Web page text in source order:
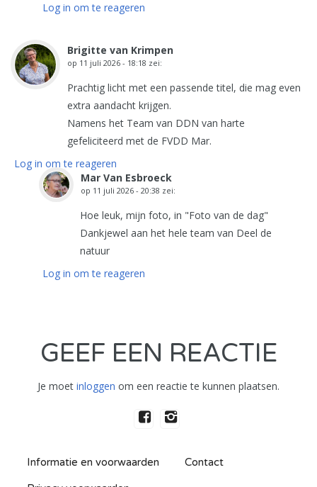
Log in om te reageren
Brigitte van Krimpen
op 11 juli 2026 - 18:18 zei:
Prachtig licht met een passende titel, die mag even
extra aandacht krijgen.
Namens het Team van DDN van harte
gefeliciteerd met de FVDD Mar.
Log in om te reageren
Mar Van Esbroeck
op 11 juli 2026 - 20:38 zei:
Hoe leuk, mijn foto, in "Foto van de dag"
Dankjewel aan het hele team van Deel de
natuur
Log in om te reageren
GEEF EEN REACTIE
Je moet inloggen om een reactie te kunnen plaatsen.
Informatie en voorwaarden Contact